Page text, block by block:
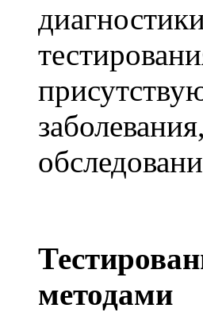
методами